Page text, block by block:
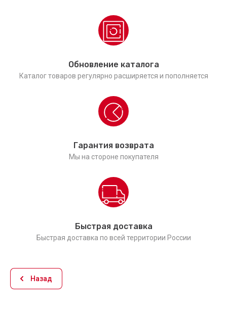
Обновление каталога
Каталог товаров регулярно расширяется и пополняется
Гарантия возврата
Мы на стороне покупателя
Быстрая доставка
Быстрая доставка по всей территории России
Назад